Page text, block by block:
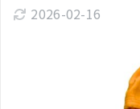
2026-02-16